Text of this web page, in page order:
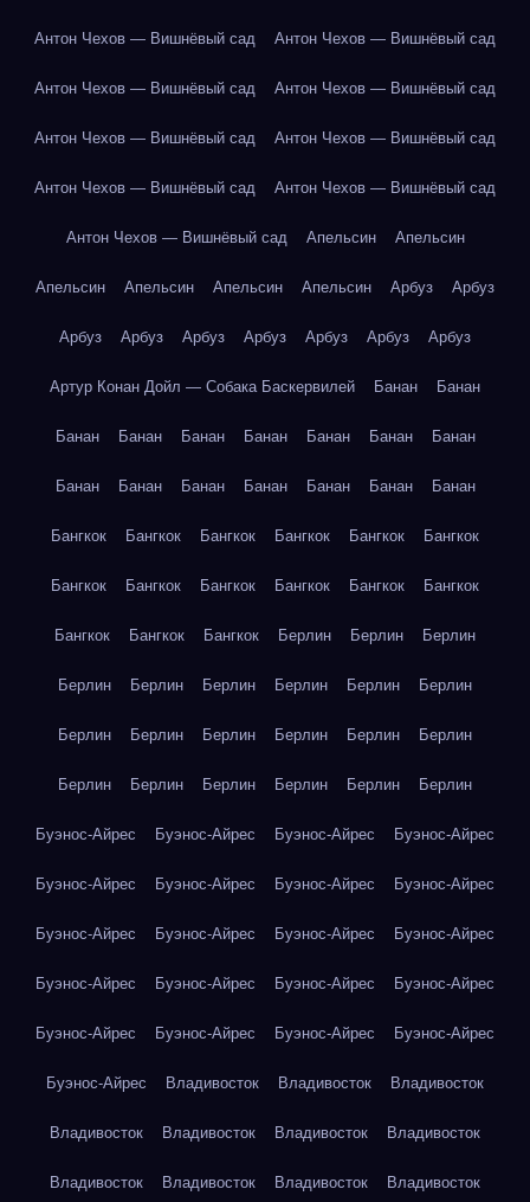
Антон Чехов — Вишнёвый сад Антон Чехов — Вишнёвый сад
Антон Чехов — Вишнёвый сад Антон Чехов — Вишнёвый сад
Антон Чехов — Вишнёвый сад Антон Чехов — Вишнёвый сад
Антон Чехов — Вишнёвый сад Антон Чехов — Вишнёвый сад
Антон Чехов — Вишнёвый сад Апельсин Апельсин
Апельсин Апельсин Апельсин Апельсин Арбуз Арбуз
Арбуз Арбуз Арбуз Арбуз Арбуз Арбуз Арбуз
Артур Конан Дойл — Собака Баскервилей Банан Банан
Банан Банан Банан Банан Банан Банан Банан
Банан Банан Банан Банан Банан Банан Банан
Бангкок Бангкок Бангкок Бангкок Бангкок Бангкок
Бангкок Бангкок Бангкок Бангкок Бангкок Бангкок
Бангкок Бангкок Бангкок Берлин Берлин Берлин
Берлин Берлин Берлин Берлин Берлин Берлин
Берлин Берлин Берлин Берлин Берлин Берлин
Берлин Берлин Берлин Берлин Берлин Берлин
Буэнос-Айрес Буэнос-Айрес Буэнос-Айрес Буэнос-Айрес
Буэнос-Айрес Буэнос-Айрес Буэнос-Айрес Буэнос-Айрес
Буэнос-Айрес Буэнос-Айрес Буэнос-Айрес Буэнос-Айрес
Буэнос-Айрес Буэнос-Айрес Буэнос-Айрес Буэнос-Айрес
Буэнос-Айрес Буэнос-Айрес Буэнос-Айрес Буэнос-Айрес
Буэнос-Айрес Владивосток Владивосток Владивосток
Владивосток Владивосток Владивосток Владивосток
Владивосток Владивосток Владивосток Владивосток